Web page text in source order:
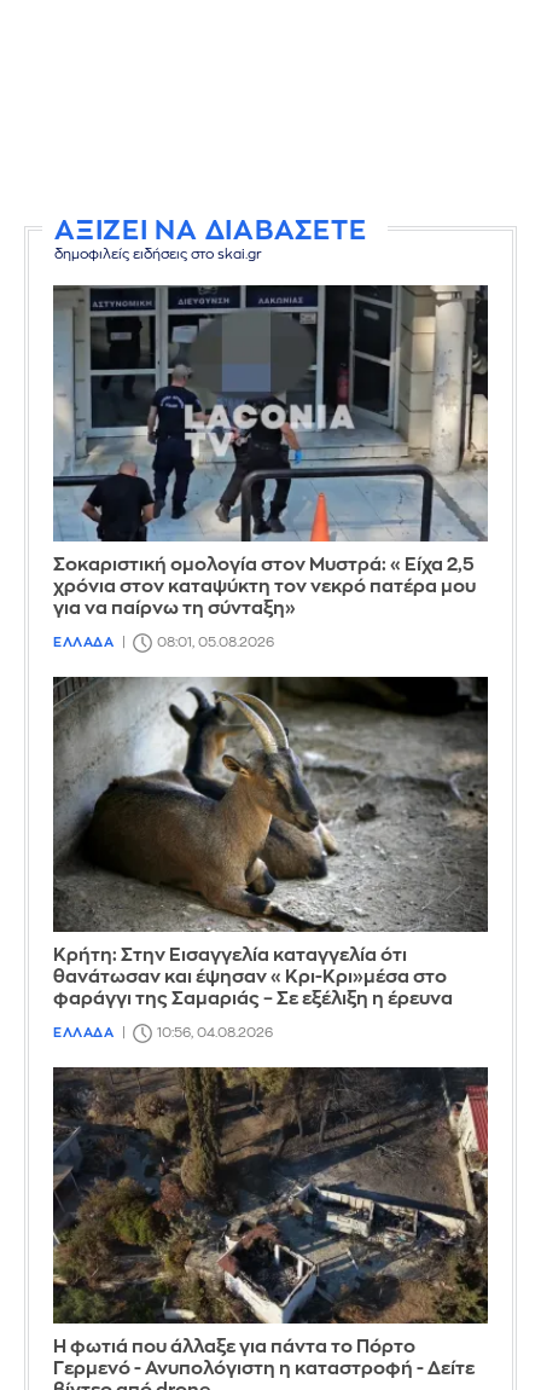
ΑΞΙΖΕΙ ΝΑ ΔΙΑΒΑΣΕΤΕ
δημοφιλείς ειδήσεις στο skai.gr
Σοκαριστική ομολογία στον Μυστρά: «Είχα 2,5
χρόνια στον καταψύκτη τον νεκρό πατέρα μου
για να παίρνω τη σύνταξη»
ΕΛΛΑΔΑ 08:01, 05.08.2026
Κρήτη: Στην Εισαγγελία καταγγελία ότι
θανάτωσαν και έψησαν «Κρι-Κρι»μέσα στο
φαράγγι της Σαμαριάς – Σε εξέλιξη η έρευνα
ΕΛΛΑΔΑ 10:56, 04.08.2026
Η φωτιά που άλλαξε για πάντα το Πόρτο
Γερμενό - Ανυπολόγιστη η καταστροφή - Δείτε